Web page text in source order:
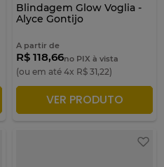
Blindagem Glow Voglia -
Alyce Gontijo
A partir de
R$ 118,66no PIX à vista
(ou em até 4x R$ 31,22)
ADICIONAR À SACOLA
VER PRODUTO